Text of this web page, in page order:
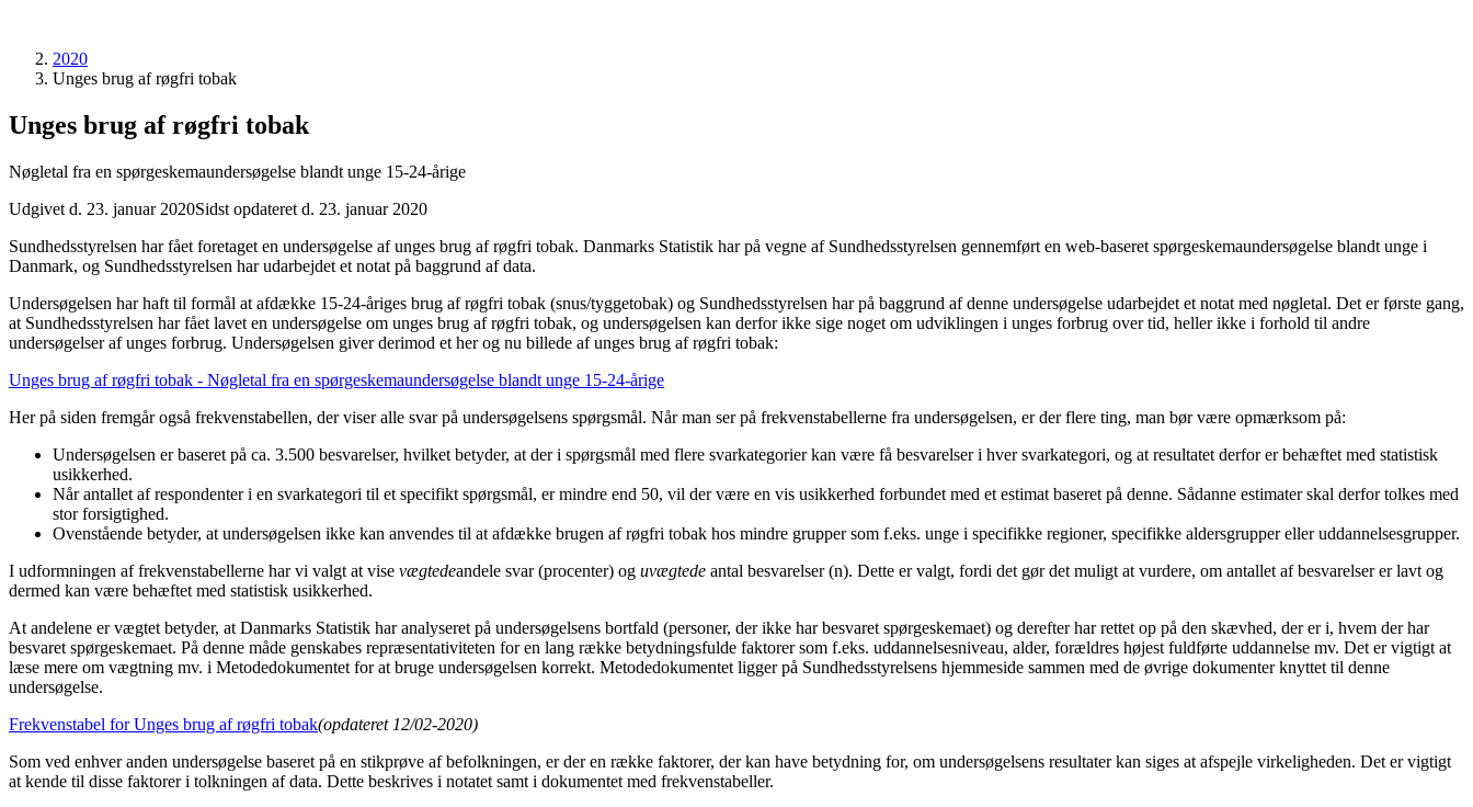
2020
Unges brug af røgfri tobak
Unges brug af røgfri tobak
Nøgletal fra en spørgeskemaundersøgelse blandt unge 15-24-årige
Udgivet d. 23. januar 2020Sidst opdateret d. 23. januar 2020
Sundhedsstyrelsen har fået foretaget en undersøgelse af unges brug af røgfri tobak. Danmarks Statistik har på vegne af Sundhedsstyrelsen gennemført en web-baseret spørgeskemaundersøgelse blandt unge i
Danmark, og Sundhedsstyrelsen har udarbejdet et notat på baggrund af data.
Undersøgelsen har haft til formål at afdække 15-24-åriges brug af røgfri tobak (snus/tyggetobak) og Sundhedsstyrelsen har på baggrund af denne undersøgelse udarbejdet et notat med nøgletal. Det er første gang,
at Sundhedsstyrelsen har fået lavet en undersøgelse om unges brug af røgfri tobak, og undersøgelsen kan derfor ikke sige noget om udviklingen i unges forbrug over tid, heller ikke i forhold til andre
undersøgelser af unges forbrug. Undersøgelsen giver derimod et her og nu billede af unges brug af røgfri tobak:
Unges brug af røgfri tobak - Nøgletal fra en spørgeskemaundersøgelse blandt unge 15-24-årige
Her på siden fremgår også frekvenstabellen, der viser alle svar på undersøgelsens spørgsmål. Når man ser på frekvenstabellerne fra undersøgelsen, er der flere ting, man bør være opmærksom på:
Undersøgelsen er baseret på ca. 3.500 besvarelser, hvilket betyder, at der i spørgsmål med flere svarkategorier kan være få besvarelser i hver svarkategori, og at resultatet derfor er behæftet med statistisk
usikkerhed.
Når antallet af respondenter i en svarkategori til et specifikt spørgsmål, er mindre end 50, vil der være en vis usikkerhed forbundet med et estimat baseret på denne. Sådanne estimater skal derfor tolkes med
stor forsigtighed.
Ovenstående betyder, at undersøgelsen ikke kan anvendes til at afdække brugen af røgfri tobak hos mindre grupper som f.eks. unge i specifikke regioner, specifikke aldersgrupper eller uddannelsesgrupper.
I udformningen af frekvenstabellerne har vi valgt at vise vægtedeandele svar (procenter) og uvægtede antal besvarelser (n). Dette er valgt, fordi det gør det muligt at vurdere, om antallet af besvarelser er lavt og
dermed kan være behæftet med statistisk usikkerhed.
At andelene er vægtet betyder, at Danmarks Statistik har analyseret på undersøgelsens bortfald (personer, der ikke har besvaret spørgeskemaet) og derefter har rettet op på den skævhed, der er i, hvem der har
besvaret spørgeskemaet. På denne måde genskabes repræsentativiteten for en lang række betydningsfulde faktorer som f.eks. uddannelsesniveau, alder, forældres højest fuldførte uddannelse mv. Det er vigtigt at
læse mere om vægtning mv. i Metodedokumentet for at bruge undersøgelsen korrekt. Metodedokumentet ligger på Sundhedsstyrelsens hjemmeside sammen med de øvrige dokumenter knyttet til denne
undersøgelse.
Frekvenstabel for Unges brug af røgfri tobak(opdateret 12/02-2020)
Som ved enhver anden undersøgelse baseret på en stikprøve af befolkningen, er der en række faktorer, der kan have betydning for, om undersøgelsens resultater kan siges at afspejle virkeligheden. Det er vigtigt
at kende til disse faktorer i tolkningen af data. Dette beskrives i notatet samt i dokumentet med frekvenstabeller.